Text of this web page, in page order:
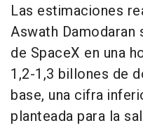
Las estimaciones
Aswath
de SpaceX en una
1,2-1,3 billones de
base, una cifra
planteada para la